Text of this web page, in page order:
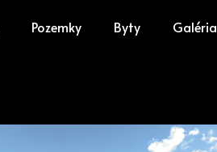
Pozemky Byty Galéria